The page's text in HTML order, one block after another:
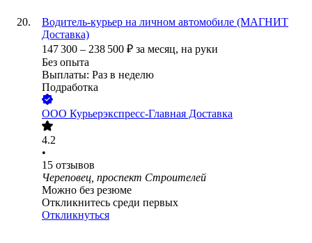
Водитель-курьер на личном автомобиле (МАГНИТ
Доставка)
147 300 – 238 500 ₽ за месяц, на руки
Без опыта
Выплаты: Раз в неделю
Подработка
ООО Курьерэкспресс-Главная Доставка
4.2
•
15 отзывов
Череповец, проспект Строителей
Можно без резюме
Откликнитесь среди первых
Откликнуться